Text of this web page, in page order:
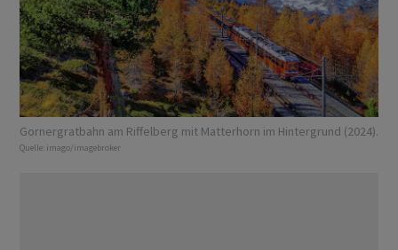
Gornergratbahn am Riffelberg mit Matterhorn im Hintergrund (2024).
Quelle: imago/imagebroker